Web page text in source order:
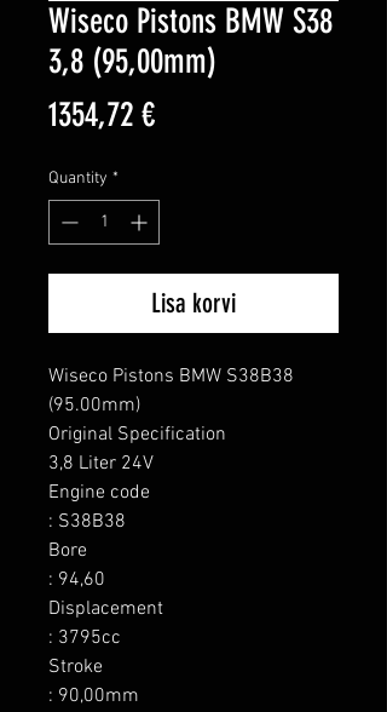
Wiseco Pistons BMW S38
3,8 (95,00mm)
1354,72 €Price
Quantity *
Lisa korvi
Wiseco Pistons BMW S38B38
(95.00mm)
Original Specification
3,8 Liter 24V
Engine code
: S38B38
Bore
: 94,60
Displacement
: 3795cc
Stroke
: 90,00mm